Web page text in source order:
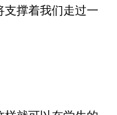
支撑着我们走过一